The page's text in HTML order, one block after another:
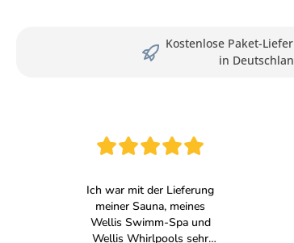
Kostenlose Paket-
in